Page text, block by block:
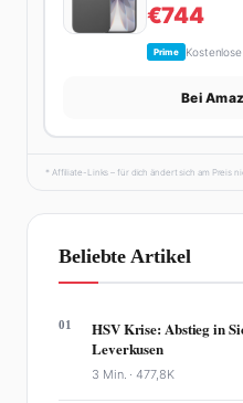
€744
Prime
Bei
* Affiliate-Links – für dich ändert sich am Preis
Beliebte Artikel
01
HSV Krise: Abstieg in
Leverkusen
3 Min. ·477,8K